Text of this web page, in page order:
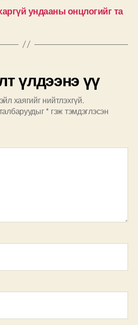
ундааны онцлогийг та
үлдээнэ үү
хаягийг нийтлэхгүй.
* гэж тэмдэглэсэн